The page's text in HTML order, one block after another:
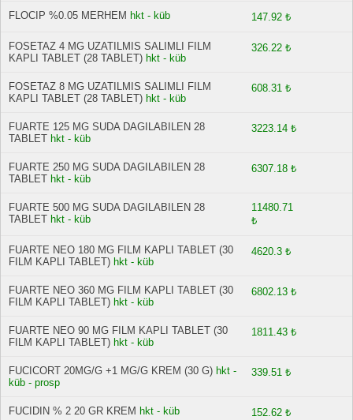
FLOCIP %0.05 MERHEM hkt - küb 147.92 ₺
FOSETAZ 4 MG UZATILMIS SALIMLI FILM
KAPLI TABLET (28 TABLET) hkt - küb
326.22 ₺
FOSETAZ 8 MG UZATILMIS SALIMLI FILM
KAPLI TABLET (28 TABLET) hkt - küb
608.31 ₺
FUARTE 125 MG SUDA DAGILABILEN 28
TABLET hkt - küb
3223.14 ₺
FUARTE 250 MG SUDA DAGILABILEN 28
TABLET hkt - küb
6307.18 ₺
FUARTE 500 MG SUDA DAGILABILEN 28
TABLET hkt - küb
11480.71
₺
FUARTE NEO 180 MG FILM KAPLI TABLET (30
FILM KAPLI TABLET) hkt - küb
4620.3 ₺
FUARTE NEO 360 MG FILM KAPLI TABLET (30
FILM KAPLI TABLET) hkt - küb
6802.13 ₺
FUARTE NEO 90 MG FILM KAPLI TABLET (30
FILM KAPLI TABLET) hkt - küb
1811.43 ₺
FUCICORT 20MG/G +1 MG/G KREM (30 G) hkt -
küb - prosp
339.51 ₺
FUCIDIN % 2 20 GR KREM hkt - küb 152.62 ₺